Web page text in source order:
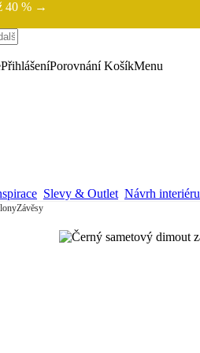
40 % →
PřihlášeníPorovnání KošíkMenu
Slevy & Outlet Návrh interiéru
Závěsy